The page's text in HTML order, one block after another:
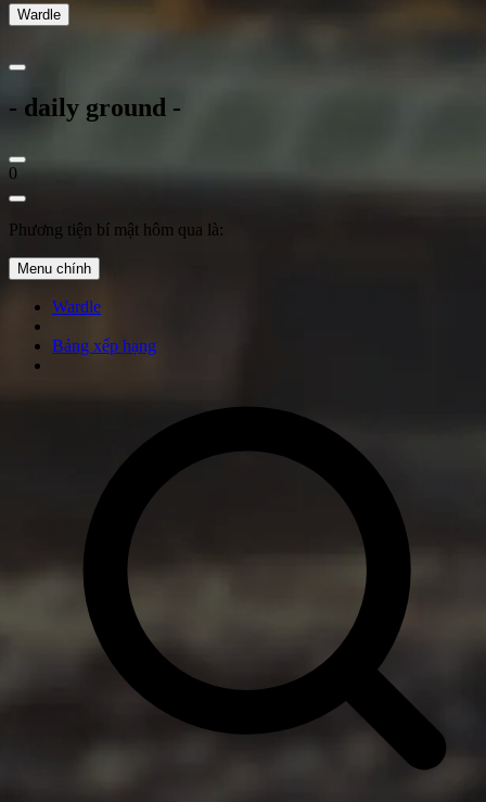
Wardle
- daily ground -
0
Phương tiện bí mật hôm qua là:
Menu chính
Wardle
Bảng xếp hạng